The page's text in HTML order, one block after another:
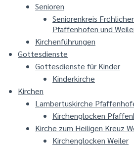
Senioren
Seniorenkreis
Pfaffenhofen und
Kirchenführungen
Gottesdienste
Gottesdienste für Kinder
Kinderkirche
Kirchen
Lambertuskirche
Kirchenglocken
Kirche zum Heiligen Kreuz
Kirchenglocken Weiler